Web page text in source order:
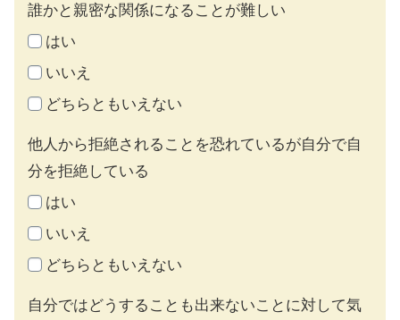
誰かと親密な関係になることが難しい
はい
いいえ
どちらともいえない
他人から拒絶されることを恐れているが自分で自
分を拒絶している
はい
いいえ
どちらともいえない
自分ではどうすることも出来ないことに対して気